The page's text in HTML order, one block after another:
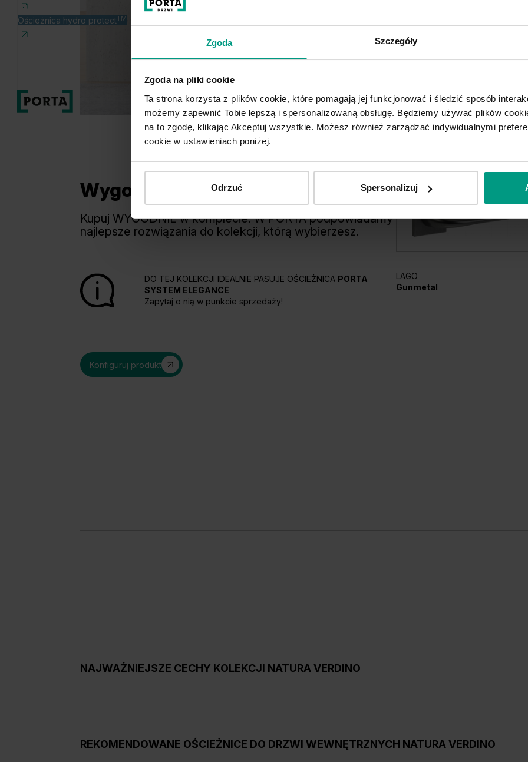
Zgoda Szczegóły
Zgoda na pliki cookie
Ta strona korzysta z plików cookie, które pomagają jej funkcjonować i śledzić sposób
możemy zapewnić Tobie lepszą i spersonalizowaną obsługę. Będziemy używać plików
na to zgodę, klikając Akceptuj wszystkie. Możesz również zarządzać indywidualnymi
cookie w ustawieniach poniżej.
Odrzuć Spersonalizuj
Ościeżnica hydro protectTM
Produkty Drzwi wewnętrzne
Wygodny wybór
Kupuj WYGODNIE w komplecie. W PORTA podpowiadamy
najlepsze rozwiązania do kolekcji, którą wybierzesz.
DO TEJ KOLEKCJI IDEALNIE PASUJE OŚCIEŻNICA PORTA
SYSTEM ELEGANCE
Zapytaj o nią w punkcie sprzedaży!
Konfiguruj produkt
LAGO
Gunmetal
NAJWAŻNIEJSZE CECHY KOLEKCJI NATURA VERDINO
srebrnym
REKOMENDOWANE OŚCIEŻNICE DO DRZWI WEWNĘTRZNYCH NATURA VERDINO